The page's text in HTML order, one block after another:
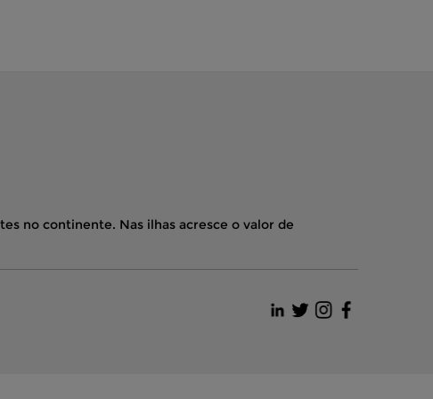
no continente. Nas ilhas acresce o valor de